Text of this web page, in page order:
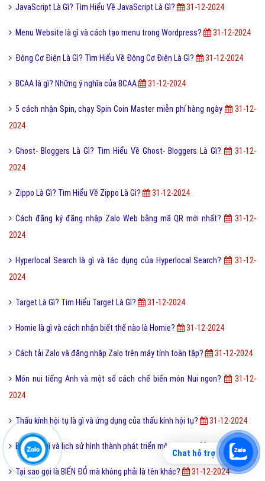
JavaScript Là Gì? Tìm Hiểu Về JavaScript Là Gì? 31-12-2024
Menu Website là gì và cách tạo menu trong Wordpress? 31-12-2024
Động Cơ Điện Là Gì? Tìm Hiểu Về Động Cơ Điện Là Gì? 31-12-2024
BCAA là gì? Những ý nghĩa của BCAA 31-12-2024
5 cách nhận Spin, chạy Spin Coin Master miễn phí hàng ngày
31-12-
2024
Ghost- Bloggers Là Gì? Tìm Hiểu Về Ghost- Bloggers Là Gì?
31-12-
2024
Zippo Là Gì? Tìm Hiểu Về Zippo Là Gì? 31-12-2024
Cách đăng ký đăng nhập Zalo Web bằng mã QR mới nhất?
31-12-
2024
Hyperlocal Search là gì và tác dụng của Hyperlocal Search?
31-12-
2024
Target Là Gì? Tìm Hiểu Target Là Gì? 31-12-2024
Homie là gì và cách nhận biết thế nào là Homie? 31-12-2024
Cách tải Zalo và đăng nhập Zalo trên máy tính toàn tập? 31-12-2024
Món nui tiếng Anh và một số cách chế biến món Nui ngon?
31-12-
2024
Thấu kính hội tụ là gì và ứng dụng của thấu kính hội tụ? 31-12-2024
Bơi lội là gì và lịch sử hình thành phát triển môn bơi lội? 31-12-2024
Tại sao gọi là BIỂN ĐỎ mà không phải là tên khác? 31-12-2024
Chat hỗ trợ